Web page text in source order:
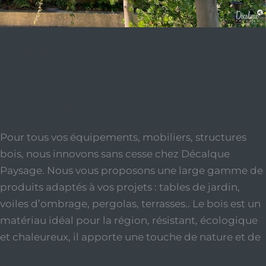
Pour tous vos équipements, mobiliers, structures
bois, nous innovons sans cesse chez Décalque
Paysage. Nous vous proposons une large gamme de
produits adaptés à vos projets : tables de jardin,
voiles d’ombrage, pergolas, terrasses.. Le bois est un
matériau idéal pour la région, résistant, écologique
et chaleureux, il apporte une touche de nature et de